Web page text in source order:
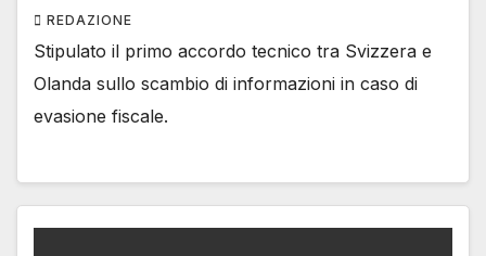
REDAZIONE
Stipulato il primo accordo tecnico tra Svizzera e
Olanda sullo scambio di informazioni in caso di
evasione fiscale.